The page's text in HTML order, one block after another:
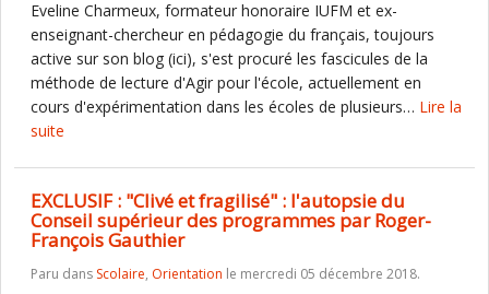
Eveline Charmeux, formateur honoraire IUFM et ex-
enseignant-chercheur en pédagogie du français, toujours
active sur son blog (ici), s'est procuré les fascicules de la
méthode de lecture d'Agir pour l'école, actuellement en
cours d'expérimentation dans les écoles de plusieurs… Lire la
suite
EXCLUSIF : "Clivé et fragilisé" : l'autopsie du
Conseil supérieur des programmes par Roger-
François Gauthier
Paru dans Scolaire, Orientation le mercredi 05 décembre 2018.